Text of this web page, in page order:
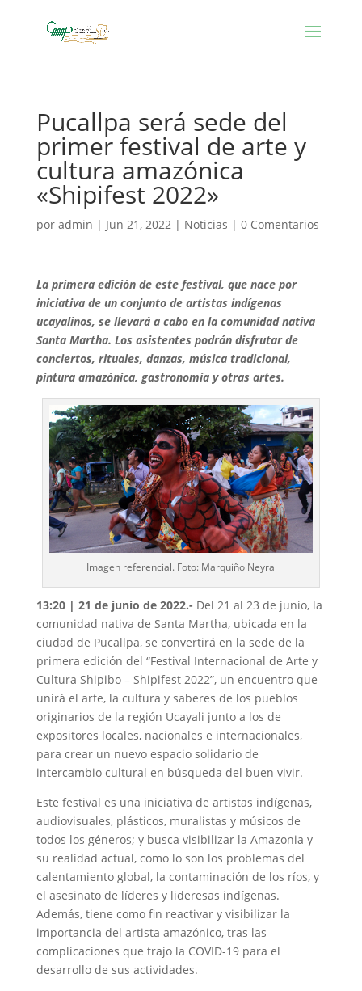
Pucallpa será sede del
primer festival de arte y
cultura amazónica
«Shipifest 2022»
por admin | Jun 21, 2022| Noticias | 0 Comentarios
La primera edición de este festival, que nace por
iniciativa de un conjunto de artistas indígenas
ucayalinos, se llevará a cabo en la comunidad nativa
Santa Martha. Los asistentes podrán disfrutar de
conciertos, rituales, danzas, música tradicional,
pintura amazónica, gastronomía y otras artes.
Imagen referencial. Foto: Marquiño Neyra
13:20 | 21 de junio de 2022.- Del 21 al 23 de junio, la
comunidad nativa de Santa Martha, ubicada en la
ciudad de Pucallpa, se convertirá en la sede de la
primera edición del “Festival Internacional de Arte y
Cultura Shipibo – Shipifest 2022”, un encuentro que
unirá el arte, la cultura y saberes de los pueblos
originarios de la región Ucayali junto a los de
expositores locales, nacionales e internacionales,
para crear un nuevo espacio solidario de
intercambio cultural en búsqueda del buen vivir.
Este festival es una iniciativa de artistas indígenas,
audiovisuales, plásticos, muralistas y músicos de
todos los géneros; y busca visibilizar la Amazonia y
su realidad actual, como lo son los problemas del
calentamiento global, la contaminación de los ríos, y
el asesinato de líderes y lideresas indígenas.
Además, tiene como fin reactivar y visibilizar la
importancia del artista amazónico, tras las
complicaciones que trajo la COVID-19 para el
desarrollo de sus actividades.